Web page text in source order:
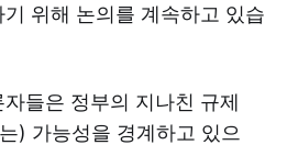
위해 논의를 계속하고 있습
들은 정부의 지나친 규제
) 가능성을 경계하고 있으